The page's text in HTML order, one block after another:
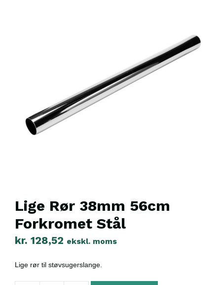
Lige Rør 38mm 56cm
Forkromet Stål
kr. 128,52 ekskl. moms
Lige rør til støvsugerslange.